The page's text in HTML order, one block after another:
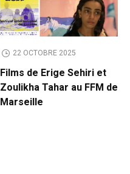
22 OCTOBRE 2025
Films de Erige Sehiri et
Zoulikha Tahar au FFM de
Marseille